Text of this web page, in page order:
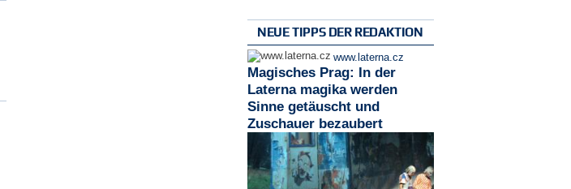
NEUE TIPPS DER REDAKTION
www.laterna.cz
Magisches Prag: In der
Laterna magika werden
Sinne getäuscht und
Zuschauer bezaubert